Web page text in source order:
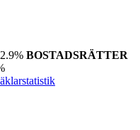
2.9% BOSTADSRÄTTER